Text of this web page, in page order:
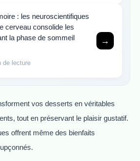
: les neuroscientifiques
cerveau consolide les
la phase de sommeil
de lecture
→
vos desserts en véritables
tout en préservant le plaisir gustatif.
offrent même des bienfaits